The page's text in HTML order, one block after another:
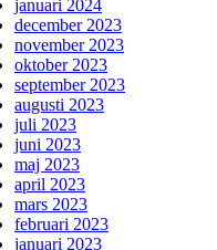
januari 2024
december 2023
november 2023
oktober 2023
september 2023
augusti 2023
juli 2023
juni 2023
maj 2023
april 2023
mars 2023
februari 2023
januari 2023